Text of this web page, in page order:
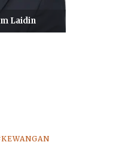
Laidin
KEWANGAN